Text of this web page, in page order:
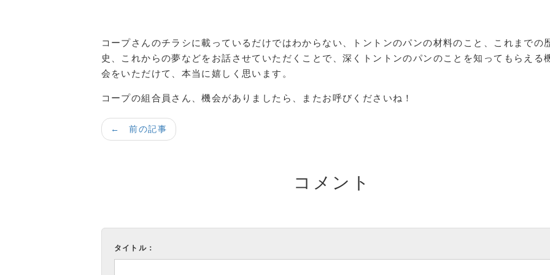
コープさんのチラシに載っているだけではわからない、トントンのパンの材料のこと、これまでの
史、これからの夢などをお話させていただくことで、深くトントンのパンのことを知ってもらえる
会をいただけて、本当に嬉しく思います。
コープの組合員さん、機会がありましたら、またお呼びくださいね！
← 前の記事
コメント
タイトル：